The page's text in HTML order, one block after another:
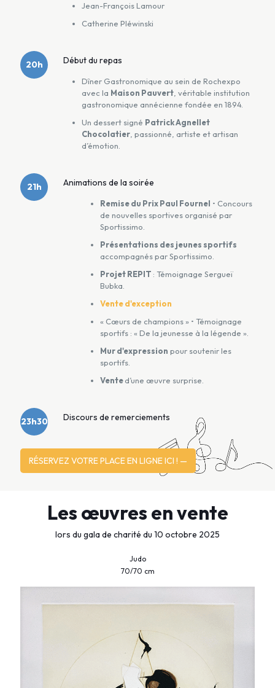
Jean-François Lamour
Catherine Pléwinski
20h Début du repas
Dîner Gastronomique au sein de Rochexpo
avec la Maison Pauvert , véritable institution
gastronomique annécienne fondée en 1894.
Un dessert signé Patrick Agnellet
Chocolatier , passionné, artiste et artisan
d’émotion.
21h Animations de la soirée
Remise du Prix Paul Fournel • Concours
de nouvelles sportives organisé par
Sportissimo.
Présentations des jeunes sportifs
accompagnés par Sportissimo.
Projet REPIT : Témoignage Sergueï
Bubka.
Vente d'exception
« Cœurs de champions » • Témoignage
sportifs : « De la jeunesse à la légende ».
Mur d'expression pour soutenir les
sportifs.
Vented’une œuvre surprise.
23h30 Discours de remerciements
RÉSERVEZ VOTRE PLACE EN LIGNE ICI ! —
Les œuvres en vente
lors du gala de charité du 10 octobre 2025
Judo
70/70 cm